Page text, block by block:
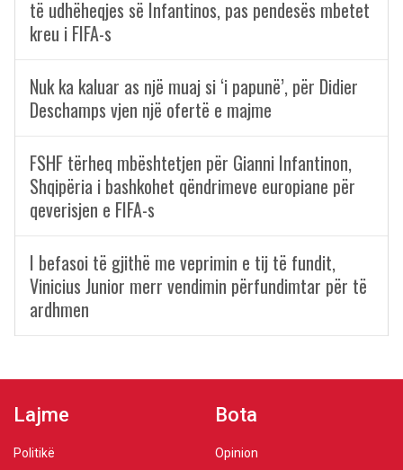
të udhëheqjes së Infantinos, pas pendesës mbetet
kreu i FIFA-s
Nuk ka kaluar as një muaj si ‘i papunë’, për Didier
Deschamps vjen një ofertë e majme
FSHF tërheq mbështetjen për Gianni Infantinon,
Shqipëria i bashkohet qëndrimeve europiane për
qeverisjen e FIFA-s
I befasoi të gjithë me veprimin e tij të fundit,
Vinicius Junior merr vendimin përfundimtar për të
ardhmen
Lajme
Politikë
Bota
Opinion